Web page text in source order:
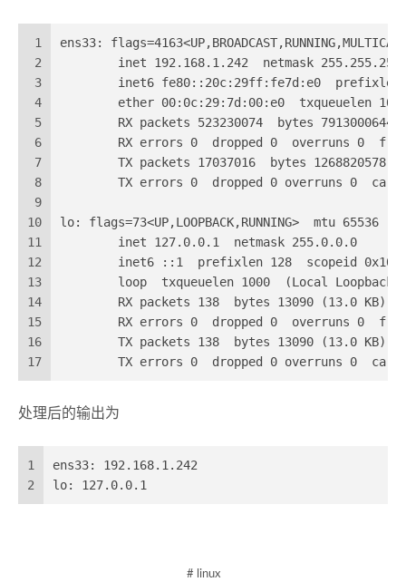
1
2
3
4
5
6
7
8
9
10
11
12
13
14
15
16
17
ens33:
inet 192.168.1.242  netmask
inet6 fe80::20c:29ff:fe7d:e0
ether 00:0c:29:7d:00:e0  txqueuelen
RX packets 523230074  bytes
RX errors 0  dropped 0  overruns 0
TX packets 17037016  bytes 1268820578
TX errors 0  dropped 0 overruns 0
lo: flags=73<UP,LOOPBACK,RUNNING>  mtu 65536
        inet 127.0.0.1  netmask 255.0.0.0
inet6 ::1  prefixlen 128  scopeid
        loop  txqueuelen 1000  (Local Loopback)
        RX packets 138  bytes 13090 (13.0 KB)
RX errors 0  dropped 0  overruns 0
        TX packets 138  bytes 13090 (13.0 KB)
TX errors 0  dropped 0 overruns 0
处理后的输出为
1
2
ens33: 192.168.1.242
lo: 127.0.0.1
# linux